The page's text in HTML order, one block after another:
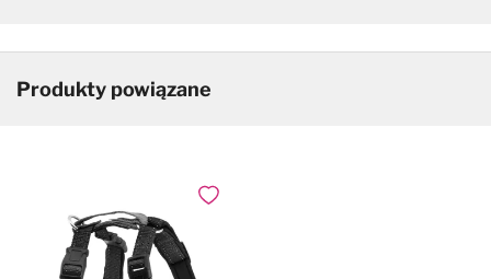
Produkty powiązane
Dodaj do ulubionych